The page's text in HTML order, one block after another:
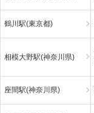
鶴川駅(東京都)
相模大野駅(神奈川県)
座間駅(神奈川県)